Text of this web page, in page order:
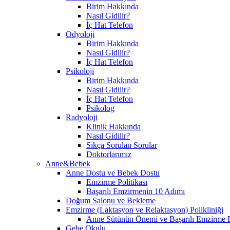
Birim Hakkında
Nasıl Gidilir?
İç Hat Telefon
Odyoloji
Birim Hakkında
Nasıl Gidilir?
İç Hat Telefon
Psikoloji
Birim Hakkında
Nasıl Gidilir?
İç Hat Telefon
Psikolog
Radyoloji
Klinik Hakkında
Nasıl Gidilir?
Sıkça Sorulan Sorular
Doktorlarımız
Anne&Bebek
Anne Dostu ve Bebek Dostu
Emzirme Politikası
Başarılı Emzirmenin 10 Adımı
Doğum Salonu ve Bekleme
Emzirme (Laktasyon ve Relaktasyon) Polikliniği
Anne Sütünün Önemi ve Başarılı Emzirme
Gebe Okulu